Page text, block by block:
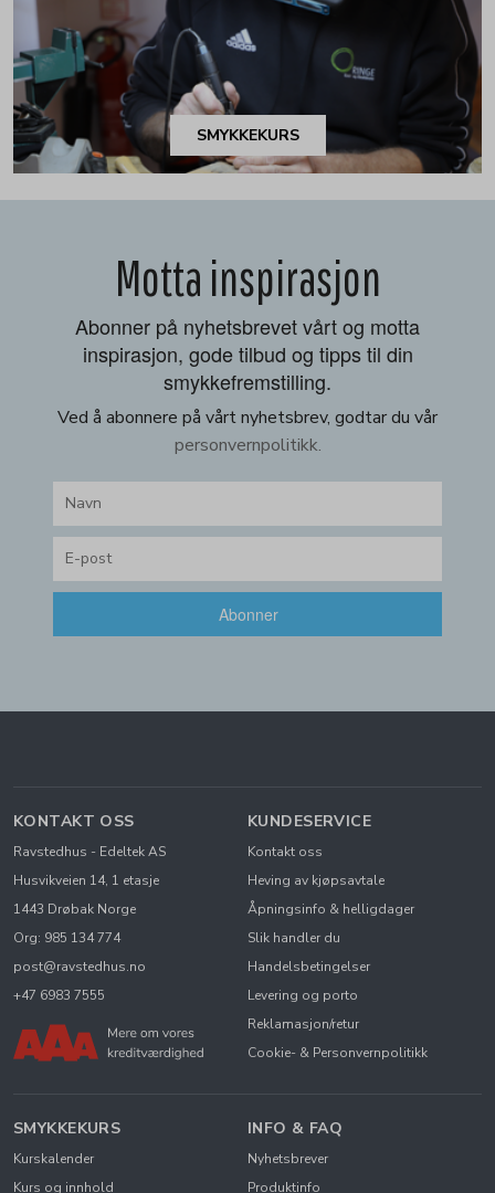
SMYKKEKURS
Motta inspirasjon
Abonner på nyhetsbrevet vårt og motta
inspirasjon, gode tilbud og tipps til din
smykkefremstilling.
Ved å abonnere på vårt nyhetsbrev, godtar du vår
personvernpolitikk.
Abonner
KONTAKT OSS
Ravstedhus - Edeltek AS
Husvikveien 14, 1 etasje
1443 Drøbak Norge
Org: 985 134 774
post@ravstedhus.no
+47 6983 7555
KUNDESERVICE
Kontakt oss
Heving av kjøpsavtale
Åpningsinfo & helligdager
Slik handler du
Handelsbetingelser
Levering og porto
Reklamasjon/retur
Cookie- & Personvernpolitikk
SMYKKEKURS
Kurskalender
Kurs og innhold
INFO & FAQ
Nyhetsbrever
Produktinfo